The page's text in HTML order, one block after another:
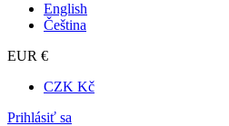
English
Čeština
EUR €
CZK Kč
Prihlásiť sa